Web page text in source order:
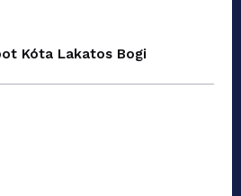
Kóta Lakatos Bogi